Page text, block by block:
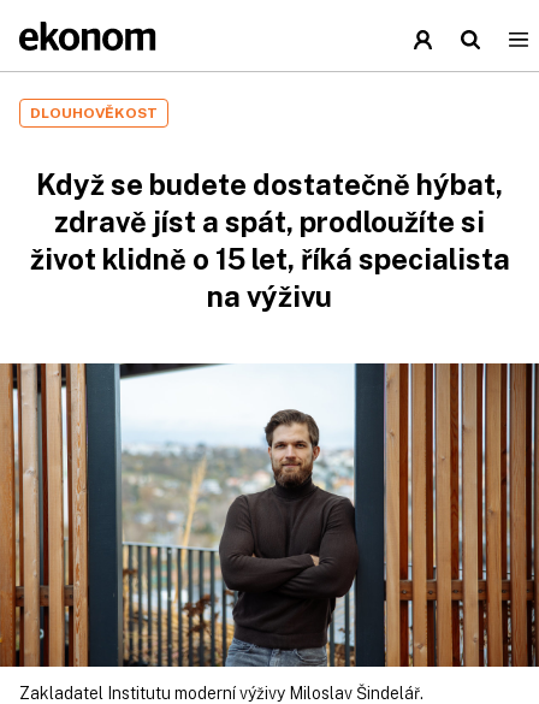
DLOUHOVĚKOST
Když se budete dostatečně hýbat,
zdravě jíst a spát, prodloužíte si
život klidně o 15 let, říká specialista
na výživu
Zakladatel Institutu moderní výživy Miloslav Šindelář.